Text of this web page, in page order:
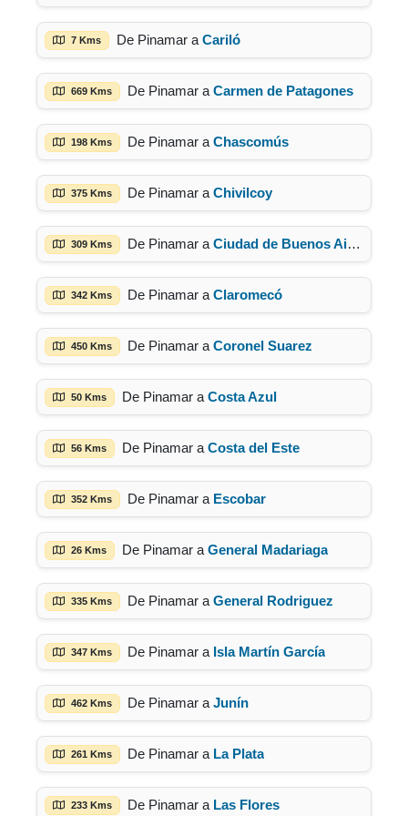
7 Kms De Pinamar a Cariló
669 Kms De Pinamar a Carmen de Patagones
198 Kms De Pinamar a Chascomús
375 Kms De Pinamar a Chivilcoy
309 Kms De Pinamar a Ciudad de Buenos Aires
342 Kms De Pinamar a Claromecó
450 Kms De Pinamar a Coronel Suarez
50 Kms De Pinamar a Costa Azul
56 Kms De Pinamar a Costa del Este
352 Kms De Pinamar a Escobar
26 Kms De Pinamar a General Madariaga
335 Kms De Pinamar a General Rodriguez
347 Kms De Pinamar a Isla Martín García
462 Kms De Pinamar a Junín
261 Kms De Pinamar a La Plata
233 Kms De Pinamar a Las Flores